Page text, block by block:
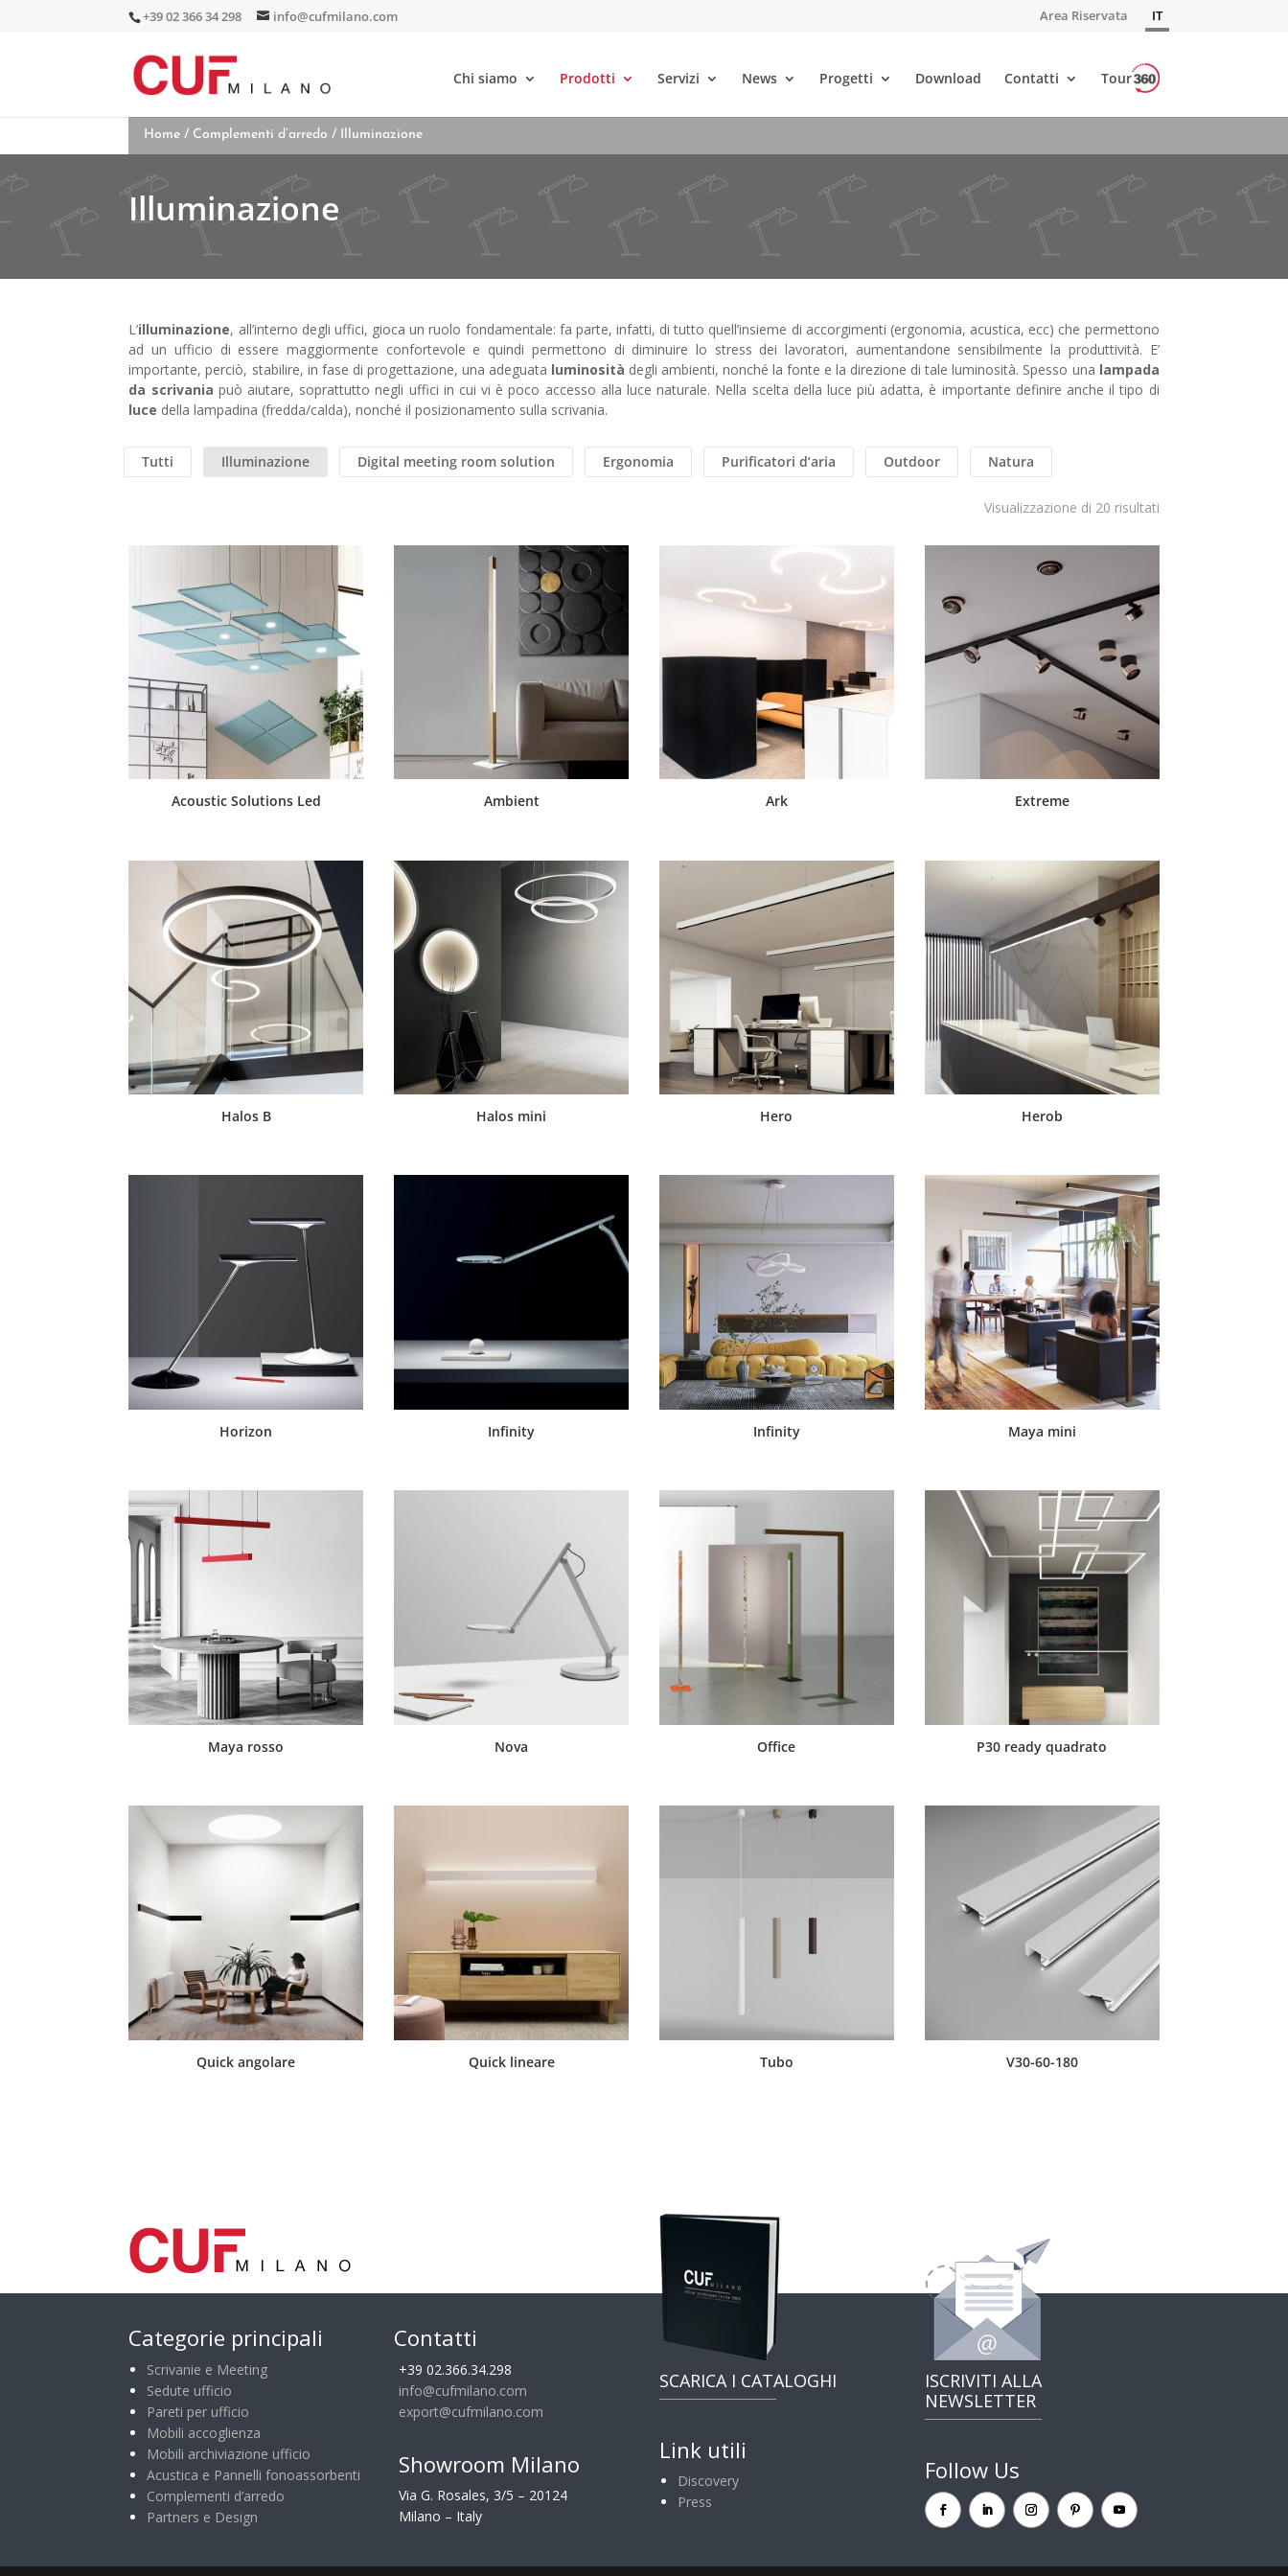
+39 02 366 34 298 info@cufmilano.com Area Riservata IT
Chi siamo Prodotti Servizi News Progetti Download Contatti Tour
Home / Complementi d’arredo / Illuminazione
Illuminazione
L’illuminazione, all’interno degli uffici, gioca un ruolo fondamentale: fa parte, infatti, di tutto quell’insieme di accorgimenti (ergonomia, acustica, ecc) che permettono
ad un ufficio di essere maggiormente confortevole e quindi permettono di diminuire lo stress dei lavoratori, aumentandone sensibilmente la produttività. E’
importante, perciò, stabilire, in fase di progettazione, una adeguata luminosità degli ambienti, nonché la fonte e la direzione di tale luminosità. Spesso una lampada
da scrivania può aiutare, soprattutto negli uffici in cui vi è poco accesso alla luce naturale. Nella scelta della luce più adatta, è importante definire anche il tipo di
luce della lampadina (fredda/calda), nonché il posizionamento sulla scrivania.
Tutti Illuminazione Digital meeting room solution Ergonomia Purificatori d’aria Outdoor Natura
Visualizzazione di 20 risultati
Acoustic Solutions Led Ambient Ark Extreme
Halos B Halos mini Hero Herob
Horizon Infinity Infinity Maya mini
Maya rosso Nova Office P30 ready quadrato
Quick angolare Quick lineare Tubo V30-60-180
Categorie principali
Scrivanie e Meeting
Sedute ufficio
Pareti per ufficio
Mobili accoglienza
Mobili archiviazione ufficio
Acustica e Pannelli fonoassorbenti
Complementi d’arredo
Partners e Design
Contatti
+39 02.366.34.298
info@cufmilano.com
export@cufmilano.com
Showroom Milano
Via G. Rosales, 3/5 – 20124
Milano – Italy
SCARICA I CATALOGHI
Link utili
Discovery
Press
ISCRIVITI ALLA
NEWSLETTER
Follow Us